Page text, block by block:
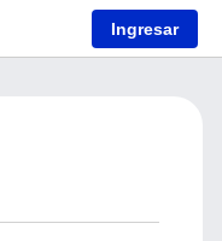
Ingresar